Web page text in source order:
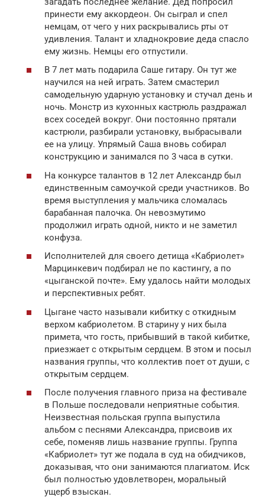
принести ему аккордеон. Он сыграл и спел
немцам, от чего у них раскрывались рты от
удивления. Талант и хладнокровие деда спасло
ему жизнь. Немцы его отпустили.
В 7 лет мать подарила Саше гитару. Он тут же
научился на ней играть. Затем смастерил
самодельную ударную установку и стучал день и
ночь. Монстр из кухонных кастрюль раздражал
всех соседей вокруг. Они постоянно прятали
кастрюли, разбирали установку, выбрасывали
ее на улицу. Упрямый Саша вновь собирал
конструкцию и занимался по 3 часа в сутки.
На конкурсе талантов в 12 лет Александр был
единственным самоучкой среди участников. Во
время выступления у мальчика сломалась
барабанная палочка. Он невозмутимо
продолжил играть одной, никто и не заметил
конфуза.
Исполнителей для своего детища «Кабриолет»
Марцинкевич подбирал не по кастингу, а по
«цыганской почте». Ему удалось найти молодых
и перспективных ребят.
Цыгане часто называли кибитку с откидным
верхом кабриолетом. В старину у них была
примета, что гость, прибывший в такой кибитке,
приезжает с открытым сердцем. В этом и посыл
названия группы, что коллектив поет от души, с
открытым сердцем.
После получения главного приза на фестивале
в Польше последовали неприятные события.
Неизвестная польская группа выпустила
альбом с песнями Александра, присвоив их
себе, поменяв лишь название группы. Группа
«Кабриолет» тут же подала в суд на обидчиков,
доказывая, что они занимаются плагиатом. Иск
был полностью удовлетворен, моральный
ущерб взыскан.